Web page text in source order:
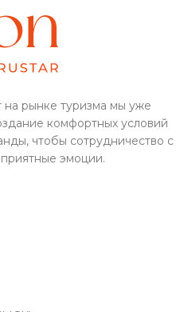
на рынке туризма мы уже
комфортных условий
чтобы сотрудничество с
эмоции.